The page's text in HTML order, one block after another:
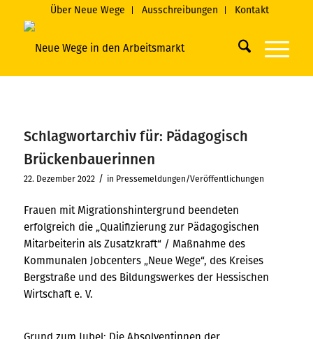
Über Neue Wege Ausschreibungen Kontakt
Schlagwortarchiv für: Pädagogisch
Brückenbauerinnen
22. Dezember 2022 / in Pressemeldungen/Veröffentlichungen
Frauen mit Migrationshintergrund beendeten
erfolgreich die „Qualifizierung zur Pädagogischen
Mitarbeiterin als Zusatzkraft“ / Maßnahme des
Kommunalen Jobcenters „Neue Wege“, des Kreises
Bergstraße und des Bildungswerkes der Hessischen
Wirtschaft e. V.